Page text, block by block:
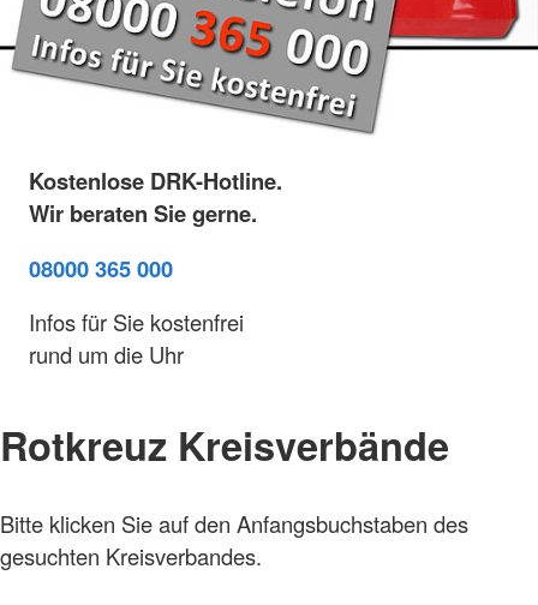
Kostenlose DRK-Hotline.
Wir beraten Sie gerne.
08000 365 000
Infos für Sie kostenfrei
rund um die Uhr
Rotkreuz Kreisverbände
Bitte klicken Sie auf den Anfangsbuchstaben des
gesuchten Kreisverbandes.